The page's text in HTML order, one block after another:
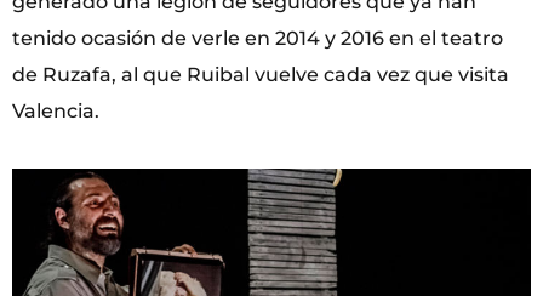
tenido ocasión de verle en 2014 y 2016 en el teatro
de Ruzafa, al que Ruibal vuelve cada vez que visita
Valencia.